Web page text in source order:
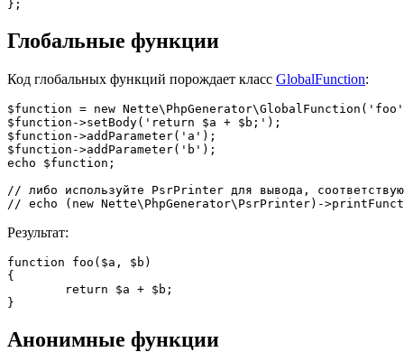
Глобальные функции
Код глобальных функций порождает класс GlobalFunction:
$function = new
$function->setBody('return $a + $b;');
$function->addParameter('a');
$function->addParameter('b');
echo $function;
// либо используйте PsrPrinter для вывода,
Результат:
function foo($a, $b)
{
Анонимные функции